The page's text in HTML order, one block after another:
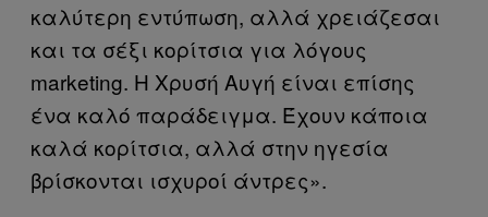
καλύτερη εντύπωση, αλλά χρειάζεσαι
και τα σέξι κορίτσια για λόγους
marketing. Η Χρυσή Αυγή είναι επίσης
ένα καλό παράδειγμα. Έχουν κάποια
καλά κορίτσια, αλλά στην ηγεσία
βρίσκονται ισχυροί άντρες».